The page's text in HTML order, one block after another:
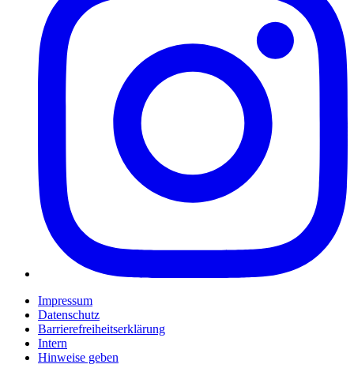
Impressum
Datenschutz
Barrierefreiheitserklärung
Intern
Hinweise geben